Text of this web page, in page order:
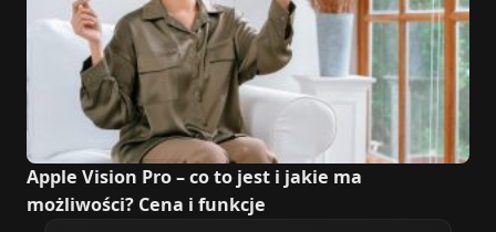
Apple Vision Pro – co to jest i jakie ma
możliwości? Cena i funkcje